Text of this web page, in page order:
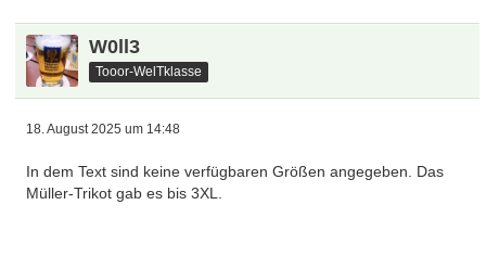
W0ll3
Tooor-WelTklasse
18. August 2025 um 14:48
In dem Text sind keine verfügbaren Größen angegeben. Das
Müller-Trikot gab es bis 3XL.